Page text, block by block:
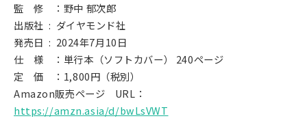
監 修 ：野中 郁次郎
出版社 ‏ : ‎ ダイヤモンド社
発売日 ‏ : ‎ 2024年7月10日
仕 様 ：単行本（ソフトカバー） 240ページ
定 価 ：1,800円（税別）
Amazon販売ページ URL：
https://amzn.asia/d/bwLsVWT